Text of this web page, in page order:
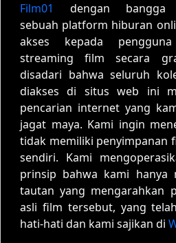
Film01
dengan bangga
sebuah platform hiburan
akses kepada
streaming film secara
disadari bahwa seluruh
diakses di situs web ini
pencarian internet yang
jagat maya. Kami ingin
tidak memiliki penyimpanan
sendiri. Kami
prinsip bahwa kami hanya
tautan yang mengarahkan
asli film tersebut, yang
hati-hati dan kami sajikan di